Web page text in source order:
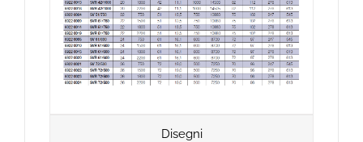
Disegni